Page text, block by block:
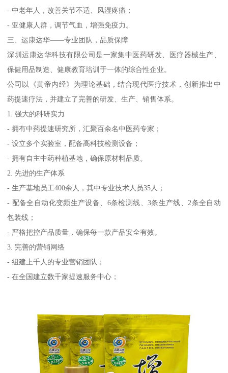
- 中老年人，改善关节不适、风湿疼痛；
- 亚健康人群，调节气血，增强免疫力。
三、运康达华——专业团队，品质保障
深圳运康达华科技有限公司是一家集中医药研发、医疗器械生产、
保健用品制造、健康教育培训于一体的综合性企业。
公司以《黄帝内经》为理论基础，结合现代医疗技术，创新推出中
药提速疗法，并建立了完善的研发、生产、销售体系。
1. 强大的科研实力
- 拥有中药提速研究所，汇聚百余名中医药专家；
- 设立多个实验室，配备高科技检测设备；
- 拥有自主中药种植基地，确保原材料品质。
2. 先进的生产体系
- 生产基地员工400余人，其中专业技术人员35人；
- 配备全自动化变频生产设备、6条检测线、3条生产线、2条全自动
包装线；
- 严格把控产品质量，确保每一款产品安全有效。
3. 完善的营销网络
- 组建上千人的专业营销团队；
- 在全国建立数千家提速服务中心；